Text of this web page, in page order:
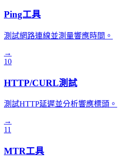
Ping工具
測試網路連線並測量響應時間。
→
10
HTTP/CURL測試
測試HTTP延遲並分析響應標頭。
→
11
MTR工具